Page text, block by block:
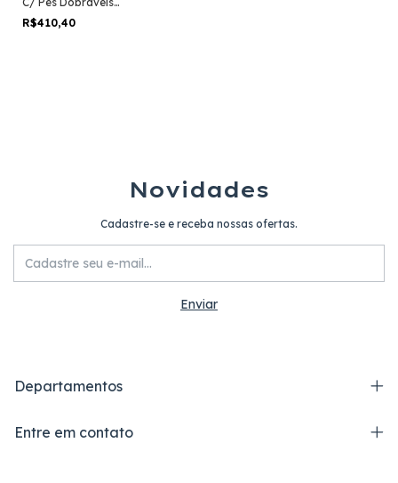
1,50×0,26×0,45m – Assento em
PP BRANCO – 50072
R$410,40
Novidades
Cadastre-se e receba nossas ofertas.
Departamentos
Entre em contato